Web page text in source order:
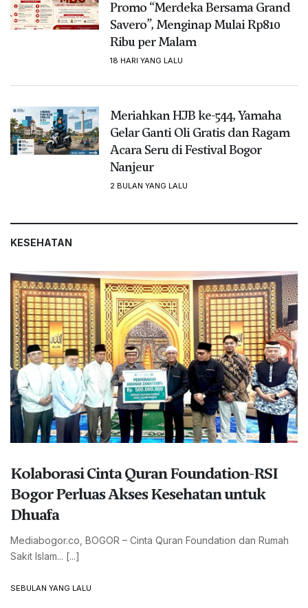
Semarak HUT ke-81 RI, Cibinong City Mall
Gelar Festival Budaya hingga Konser
Moluccan Soul
Mediabogor.co, BOGOR – Cibinong City Mall (CCM)
menghadirkan festival... [...]
Grand Savero Bogor Luncurkan
Promo “Merdeka Bersama Grand
Savero”, Menginap Mulai Rp810
Ribu per Malam
18 HARI YANG LALU
Meriahkan HJB ke-544, Yamaha
Gelar Ganti Oli Gratis dan Ragam
Acara Seru di Festival Bogor
2 BULAN YANG LALU